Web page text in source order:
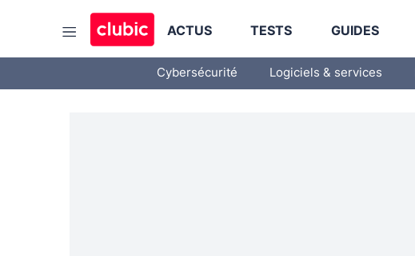
ACTUS TESTS GUIDES
Cybersécurité Logiciels & services